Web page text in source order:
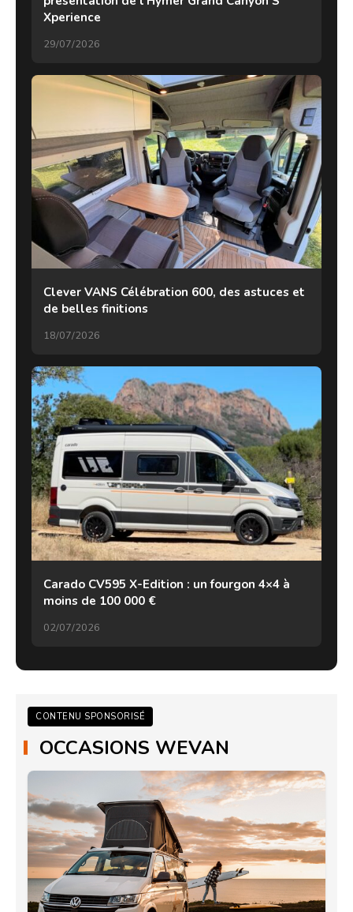
Xperience
29/07/2026
Clever VANS Célébration 600, des astuces et
de belles finitions
18/07/2026
Carado CV595 X-Edition : un fourgon 4×4 à
moins de 100 000 €
02/07/2026
CONTENU SPONSORISÉ
OCCASIONS WEVAN